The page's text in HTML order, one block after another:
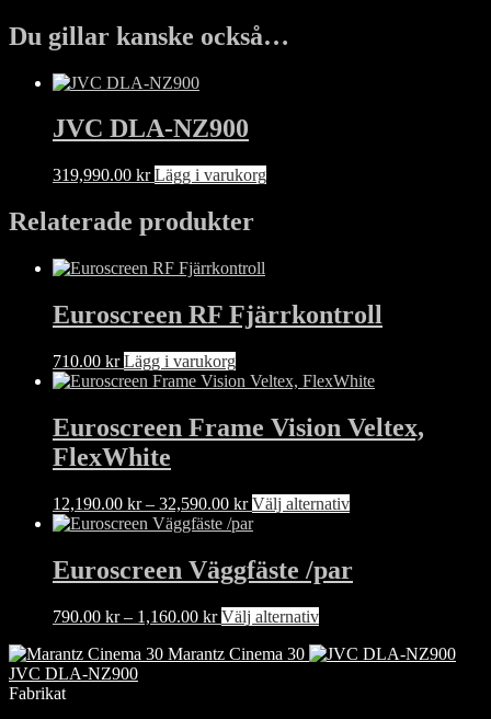
Du gillar kanske också…
JVC DLA-NZ900
319,990.00 kr Lägg i varukorg
Relaterade produkter
Euroscreen RF Fjärrkontroll
710.00 kr Lägg i varukorg
Euroscreen Frame Vision Veltex,
FlexWhite
12,190.00 kr – 32,590.00 krPrisintervall:
12,190.00 kr
32,590.00 kr
Välj alternativDen
flera
alternativen
Euroscreen Väggfäste /par
790.00 kr – 1,160.00 krPrisintervall:
till
Välj alternativDen
produkten
Marantz Cinema 30
JVC DLA-NZ900
Fabrikat